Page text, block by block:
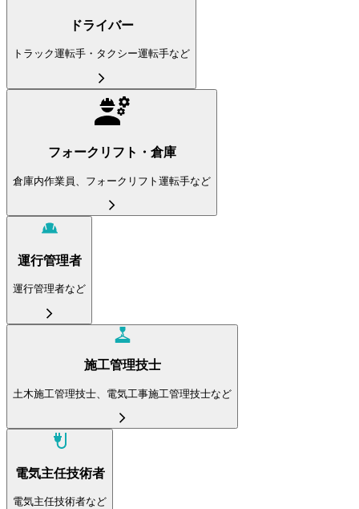
ドライバー
トラック運転手・タクシー運転手など
フォークリフト・倉庫
倉庫内作業員、フォークリフト運転手など
運行管理者
運行管理者など
施工管理技士
土木施工管理技士、電気工事施工管理技士など
電気主任技術者
電気主任技術者など